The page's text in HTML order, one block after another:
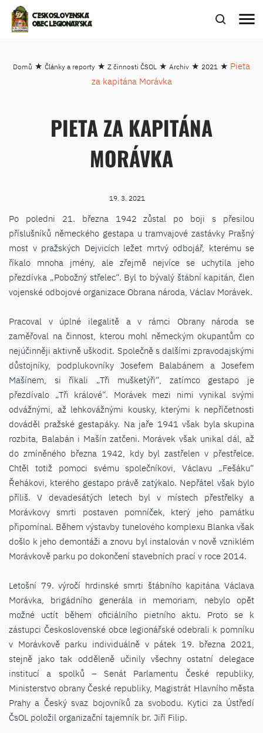
ČESKOSLOVENSKÁ
OBEC LEGIONÁŘSKÁ
menu
Domů ★ Články a reporty ★ Z činnosti ČSOL ★ Archiv ★ 2021 ★ Pieta
za kapitána Morávka
PIETA ZA KAPITÁNA
MORÁVKA
19. 3. 2021
Po poledni 21. března 1942 zůstal po boji s přesilou
příslušníků německého gestapa u tramvajové zastávky Prašný
most v pražských Dejvicích ležet mrtvý odbojář, kterému se
říkalo mnoha jmény, ale zřejmě nejvíce se uchytila jeho
přezdívka „Pobožný střelec“. Byl to bývalý štábní kapitán, člen
vojenské odbojové organizace Obrana národa, Václav Morávek.
Pracoval v úplné ilegalitě a v rámci Obrany národa se
zaměřoval na činnost, kterou mohl německým okupantům co
nejúčinněji aktivně uškodit. Společně s dalšími zpravodajskými
důstojníky, podplukovníky Josefem Balabánem a Josefem
Mašínem, si říkali „Tři mušketýři“, zatímco gestapo je
přezdívalo „Tři králové“. Morávek mezi nimi vynikal svými
odvážnými, až lehkovážnými kousky, kterými k nepříčetnosti
dováděl pražské gestapáky. Na jaře 1941 však byla skupina
rozbita, Balabán i Mašín zatčeni. Morávek však unikal dál, až
do zmíněného března 1942, kdy byl zastřelen v přestřelce.
Chtěl totiž pomoci svému společníkovi, Václavu „Fešáku“
Řehákovi, kterého gestapo právě zatýkalo. Nepřátel však bylo
příliš. V devadesátých letech byl v místech přestřelky a
Morávkovy smrti postaven pomníček, který jeho památku
připomínal. Během výstavby tunelového komplexu Blanka však
došlo k jeho demontáži a znovu byl instalován v nově vzniklém
Morávkově parku po dokončení stavebních prací v roce 2014.
Letošní 79. výročí hrdinské smrti štábního kapitána Václava
Morávka, brigádního generála in memoriam, nebylo opět
možné uctít během oficiálního pietního aktu. Proto se k
zástupci Československé obce legionářské odebrali k pomníku
v Morávkově parku individuálně v pátek 19. března 2021,
stejně jako tak odděleně učinily všechny ostatní delegace
institucí a spolků – Senát Parlamentu České republiky,
Ministerstvo obrany České republiky, Magistrát Hlavního města
Prahy a Český svaz bojovníků za svobodu. Kytici za Ústředí
ČsOL položil organizační tajemník br. Jiří Filip.